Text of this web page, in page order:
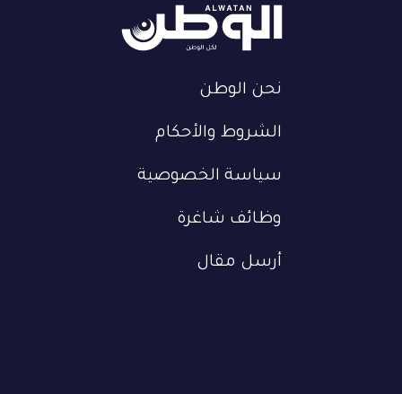
نحن الوطن
الشروط والأحكام
سياسة الخصوصية
وظائف شاغرة
أرسل مقال